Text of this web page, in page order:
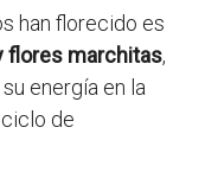
han florecido es
flores marchitas,
energía en la
de